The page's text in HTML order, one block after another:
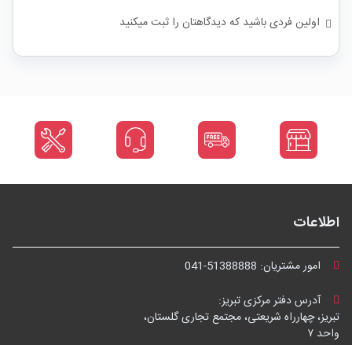
اولین فردی باشید که دیدگاهتان را ثبت میکنید
اطلاعات
امور مشتریان: 041-51388888
آدرس دفتر مرکزی تبریز:
تبریز، چهارراه شریعتی، مجتمع تجاری گلستان،
واحد ۷